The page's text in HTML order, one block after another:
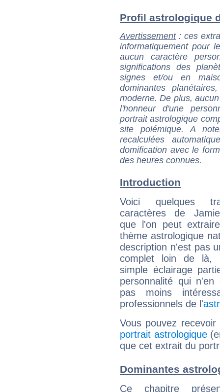
Profil astrologique
Avertissement: ces
informatiquement pour
aucun caractère
significations des
signes et/ou en
dominantes
moderne. De plus,
l'honneur d'une
portrait astrologique
site polémique. A
recalculées
domification avec le
des heures connues.
Introduction
Voici quelques
caractères de
que l'on peut
thème astrologique
description n'est pas
complet loin de là,
simple éclairage
personnalité qui n'en
pas moins
professionnels de l'
Vous pouvez
portrait astrologique
que cet extrait du
Dominantes
Ce chapitre